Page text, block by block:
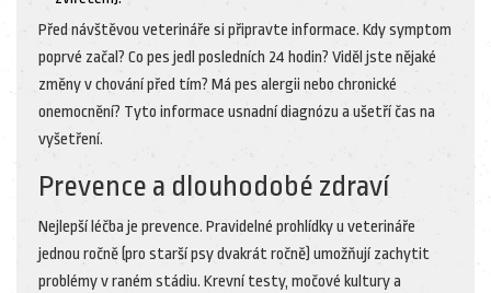
Před návštěvou veterináře si připravte informace. Kdy symptom
poprvé začal? Co pes jedl posledních 24 hodin? Viděl jste nějaké
změny v chování před tím? Má pes alergii nebo chronické
onemocnění? Tyto informace usnadní diagnózu a ušetří čas na
vyšetření.
Prevence a dlouhodobé zdraví
Nejlepší léčba je prevence. Pravidelné prohlídky u veterináře
jednou ročně (pro starší psy dvakrát ročně) umožňují zachytit
problémy v raném stádiu. Krevní testy, močové kultury a